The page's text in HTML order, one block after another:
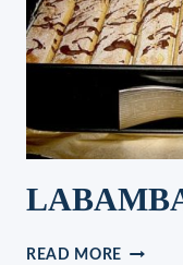
READ MORE